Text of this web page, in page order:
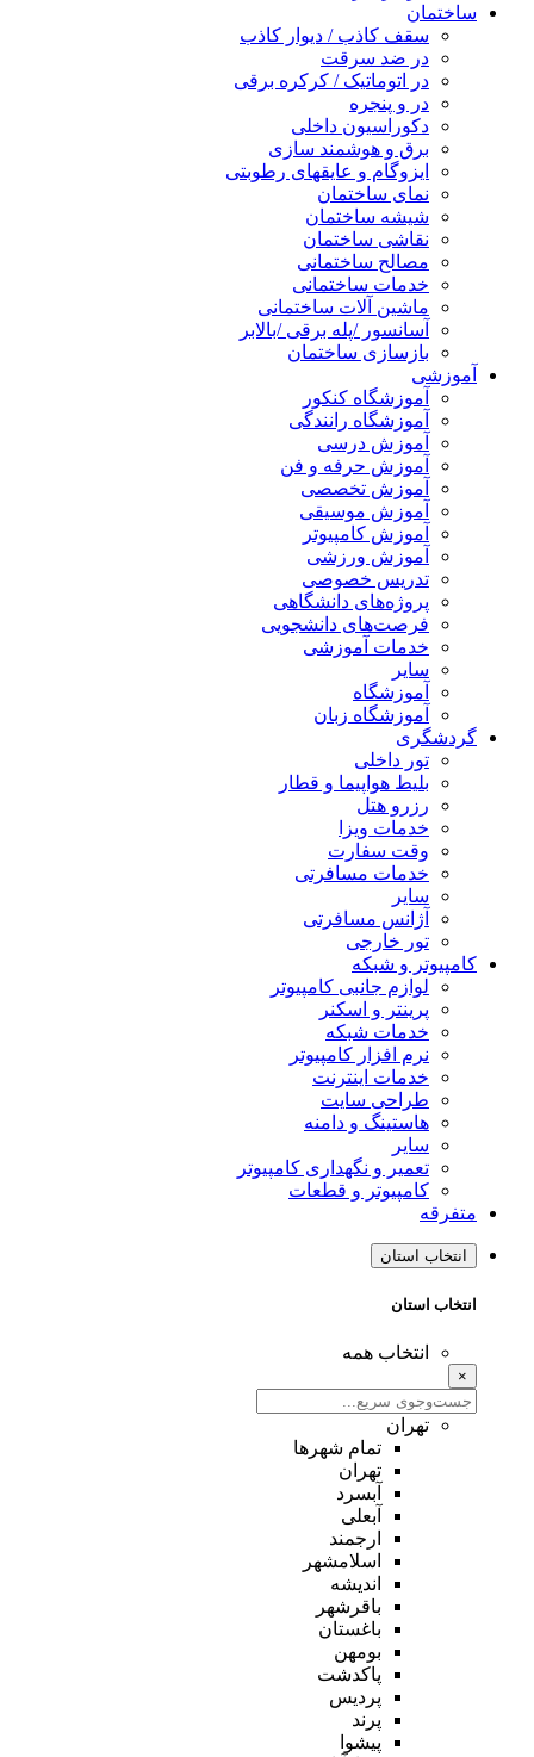
ساختمان
سقف کاذب / دیوار کاذب
در ضد سرقت
در اتوماتیک / کرکره برقی
در و پنجره
دکوراسیون داخلی
برق و هوشمند سازی
ایزوگام و عایقهای رطوبتی
نمای ساختمان
شیشه ساختمان
نقاشی ساختمان
مصالح ساختمانی
خدمات ساختمانی
ماشین آلات ساختمانی
آسانسور /پله برقی /بالابر
بازسازی ساختمان
آموزشی
آموزشگاه کنکور
آموزشگاه رانندگی
آموزش درسی
آموزش حرفه و فن
آموزش تخصصی
آموزش موسیقی
آموزش کامپیوتر
آموزش ورزشی
تدریس خصوصی
پروژه‌های دانشگاهی
فرصت‌های دانشجویی
خدمات آموزشی
سایر
آموزشگاه
آموزشگاه زبان
گردشگری
تور داخلی
بلیط هواپیما و قطار
رزرو هتل
خدمات ویزا
وقت سفارت
خدمات مسافرتی
سایر
آژانس مسافرتی
تور خارجی
کامپیوتر و شبکه
لوازم جانبی کامپیوتر
پرینتر و اسکنر
خدمات شبکه
نرم افزار کامپیوتر
خدمات اینترنت
طراحی سایت
هاستینگ و دامنه
سایر
تعمیر و نگهداری کامپیوتر
کامپیوتر و قطعات
متفرقه
انتخاب استان
انتخاب استان
انتخاب همه
×
تهران
تمام شهر‌ها
تهران
آبسرد
آبعلی
ارجمند
اسلامشهر
اندیشه
باقرشهر
باغستان
بومهن
پاکدشت
پردیس
پرند
پیشوا